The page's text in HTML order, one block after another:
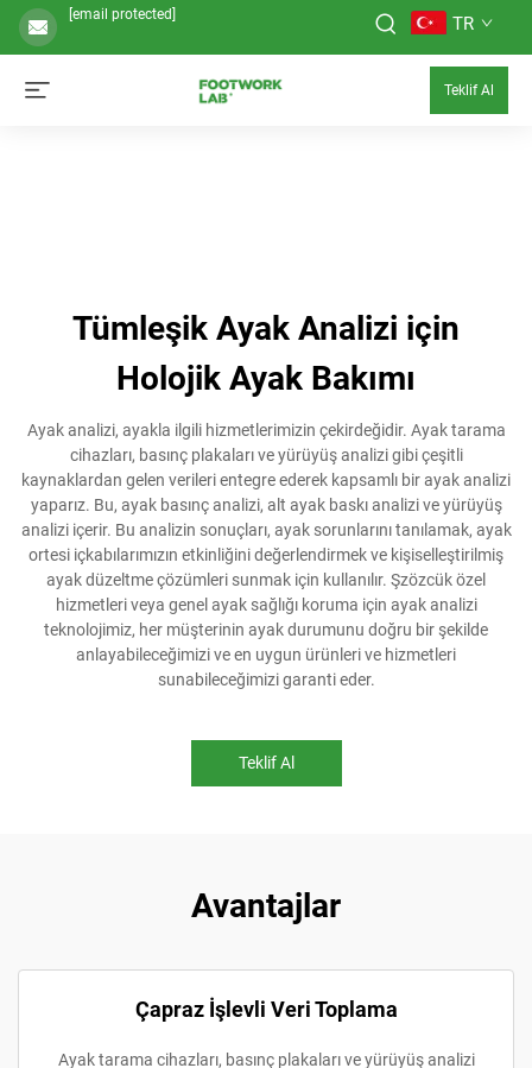
[email protected] TR
Teklif Al
Tümleşik Ayak Analizi için
Holojik Ayak Bakımı
Ayak analizi, ayakla ilgili hizmetlerimizin çekirdeğidir. Ayak tarama
cihazları, basınç plakaları ve yürüyüş analizi gibi çeşitli
kaynaklardan gelen verileri entegre ederek kapsamlı bir ayak analizi
yaparız. Bu, ayak basınç analizi, alt ayak baskı analizi ve yürüyüş
analizi içerir. Bu analizin sonuçları, ayak sorunlarını tanılamak, ayak
ortesi içkabılarımızın etkinliğini değerlendirmek ve kişiselleştirilmiş
ayak düzeltme çözümleri sunmak için kullanılır. Şzözcük özel
hizmetleri veya genel ayak sağlığı koruma için ayak analizi
teknolojimiz, her müşterinin ayak durumunu doğru bir şekilde
anlayabileceğimizi ve en uygun ürünleri ve hizmetleri
sunabileceğimizi garanti eder.
Teklif Al
Avantajlar
Çapraz İşlevli Veri Toplama
Ayak tarama cihazları, basınç plakaları ve yürüyüş analizi